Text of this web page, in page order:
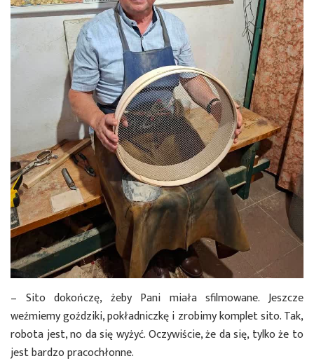
– Sito dokończę, żeby Pani miała sfilmowane. Jeszcze
weźmiemy goździki, pokładniczkę i zrobimy komplet sito. Tak,
robota jest, no da się wyżyć. Oczywiście, że da się, tylko że to
jest bardzo pracochłonne.